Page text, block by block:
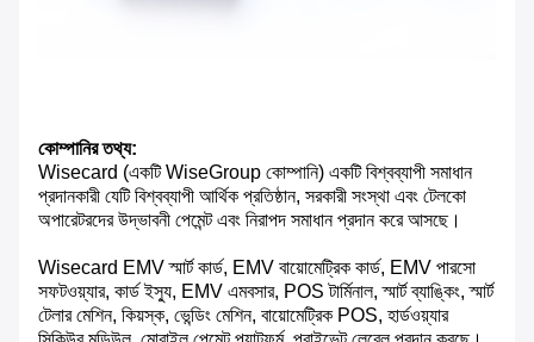
কোম্পানির তথ্য:
Wisecard (একটি WiseGroup কোম্পানি) একটি বিশ্বব্যাপী সমাধান
প্রদানকারী যেটি বিশ্বব্যাপী আর্থিক প্রতিষ্ঠান, সরকারী সংস্থা এবং টেলকো
অপারেটরদের উদ্ভাবনী পেমেন্ট এবং নিরাপদ সমাধান প্রদান করে আসছে।
Wisecard EMV স্মার্ট কার্ড, EMV বায়োমেট্রিক কার্ড, EMV পারসো
সফটওয়্যার, কার্ড ইস্যু, EMV এমবসার, POS টার্মিনাল, স্মার্ট ব্যাঙ্কিং, স্মার্ট
টেলার মেশিন, কিয়স্ক, ভেন্ডিং মেশিন, বায়োমেট্রিক POS, হার্ডওয়্যার